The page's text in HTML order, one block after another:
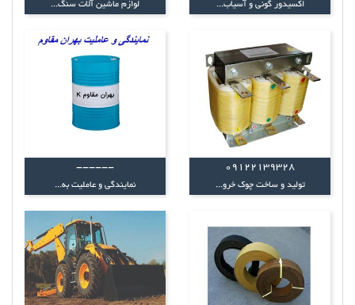
اکسیدور گونی و آسیاب... لوازم ماشین آلات سنگ...
09122139328
تولید و ساخت چوک خرو...
------
نمایندگی و عاملیت به...